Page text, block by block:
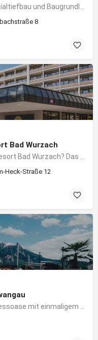
8
Bad Wurzach
Heck-Straße 12